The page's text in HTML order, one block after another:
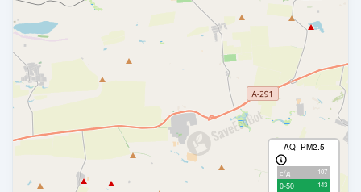
AQI PM2.5
с/д 107
0-50 143